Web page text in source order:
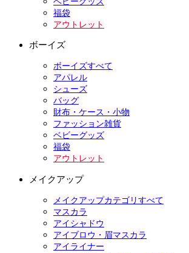
福袋
アウトレット
ボーイズ
ボーイズすべて
アパレル
シューズ
バッグ
財布・ケース・小物
ファッション雑貨
ベビーグッズ
福袋
アウトレット
メイクアップ
メイクアップカテゴリすべて
マスカラ
アイシャドウ
アイブロウ・眉マスカラ
アイライナー